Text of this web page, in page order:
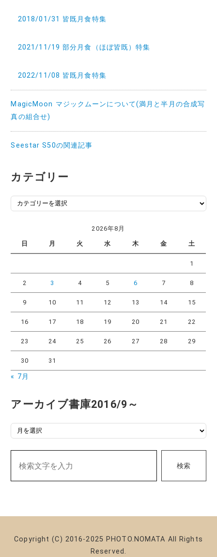
2018/01/31 皆既月食特集
2021/11/19 部分月食（ほぼ皆既）特集
2022/11/08 皆既月食特集
MagicMoon マジックムーンについて(満月と半月の合成写
真の組合せ)
Seestar S50の関連記事
カテゴリー
カ
テ
ー
2026年8月
日 月 火 水 木 金 土
1
2 3 4 5 6 7 8
9 10 11 12 13 14 15
16 17 18 19 20 21 22
23 24 25 26 27 28 29
30 31
« 7月
アーカイブ書庫2016/9～
ー
ブ
2016/9
検索
Copyright (C) 2016-2025 PHOTO.NOMATA All Rights
Reserved.